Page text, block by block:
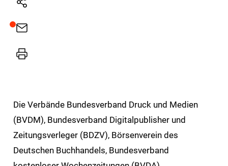
Natives
E-
Drucker
Die Verbände Bundesverband Druck und Medien
(BVDM), Bundesverband Digitalpublisher und
Zeitungsverleger (BDZV), Börsenverein des
Deutschen Buchhandels, Bundesverband